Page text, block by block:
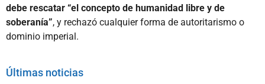
debe rescatar “el concepto de humanidad libre y de
soberanía”, y rechazó cualquier forma de autoritarismo o
dominio imperial.
Últimas noticias